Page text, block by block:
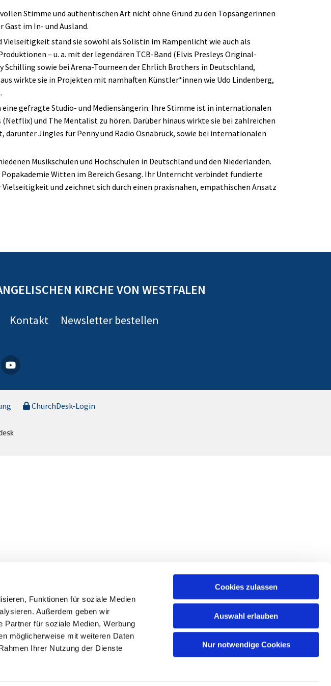
Funktionen für soziale Medien
Außerdem geben wir
Partner für soziale Medien, Werbung
möglicherweise mit weiteren Daten
Ihrer Nutzung der Dienste
Cookies zulassen
Auswahl erlauben
Nur notwendige Cookies
Stimme und authentischen Art nicht ohne Grund zu den Topsängerinnen
Gast im In- und Ausland.
stand sie sowohl als Solistin im Rampenlicht wie auch als
– u. a. mit der legendären TCB-Band (Elvis Presleys Original-
sowie bei Arena-Tourneen der Ehrlich Brothers in Deutschland,
wirkte sie in Projekten mit namhaften Künstler*innen wie Udo Lindenberg,
gefragte Studio- und Mediensängerin. Ihre Stimme ist in internationalen
und The Mentalist zu hören. Darüber hinaus wirkte sie bei zahlreichen
darunter Jingles für Penny und Radio Osnabrück, sowie bei internationalen
Musikschulen und Hochschulen in Deutschland und den Niederlanden.
Popakademie Witten im Bereich Gesang. Ihr Unterricht verbindet fundierte
und zeichnet sich durch einen praxisnahen, empathischen Ansatz
KIRCHE VON WESTFALEN
Kontakt Newsletter bestellen
ChurchDesk-Login